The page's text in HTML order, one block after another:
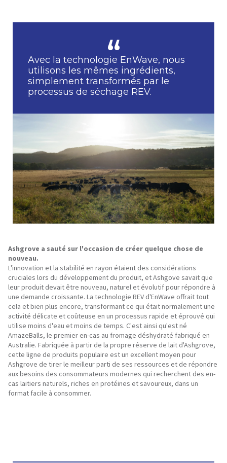
Avec la technologie EnWave, nous
utilisons les mêmes ingrédients,
simplement transformés par le
processus de séchage REV.
Ashgrove a sauté sur l'occasion de créer quelque chose de
nouveau.
L'innovation et la stabilité en rayon étaient des considérations
cruciales lors du développement du produit, et Ashgove savait que
leur produit devait être nouveau, naturel et évolutif pour répondre à
une demande croissante. La technologie REV d'EnWave offrait tout
cela et bien plus encore, transformant ce qui était normalement une
activité délicate et coûteuse en un processus rapide et éprouvé qui
utilise moins d'eau et moins de temps. C'est ainsi qu'est né
AmazeBalls, le premier en-cas au fromage déshydraté fabriqué en
Australie. Fabriquée à partir de la propre réserve de lait d'Ashgrove,
cette ligne de produits populaire est un excellent moyen pour
Ashgrove de tirer le meilleur parti de ses ressources et de répondre
aux besoins des consommateurs modernes qui recherchent des en-
cas laitiers naturels, riches en protéines et savoureux, dans un
format facile à consommer.